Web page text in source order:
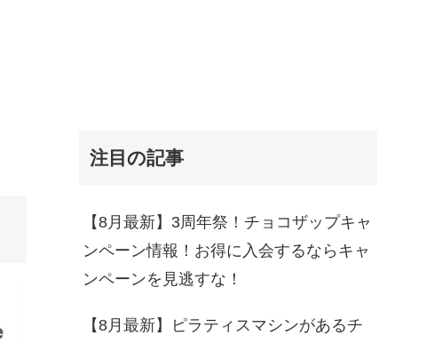
注目の記事
【8月最新】3周年祭！チョコザップキャ
ンペーン情報！お得に入会するならキャ
ンペーンを見逃すな！
【8月最新】ピラティスマシンがあるチ